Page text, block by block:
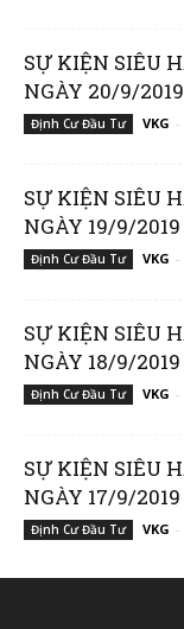
SỰ KIỆN SIÊU
NGÀY 20/9/
Định Cư Đầu Tư VKG -
SỰ KIỆN SIÊU
NGÀY 19/9/
Định Cư Đầu Tư VKG -
SỰ KIỆN SIÊU
NGÀY 18/9/
Định Cư Đầu Tư VKG -
SỰ KIỆN SIÊU
NGÀY 17/9/
Định Cư Đầu Tư VKG -